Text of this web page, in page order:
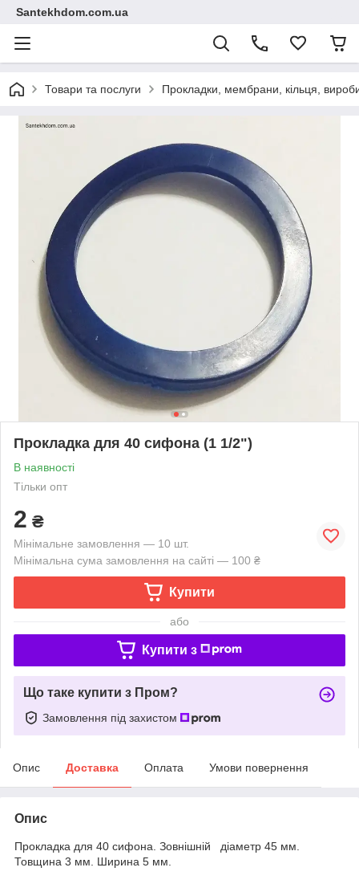
Santekhdom.com.ua
Товари та послуги Прокладки, мембрани, кільця,
Прокладка для 40 сифона (1 1/2")
В наявності
Тільки опт
2 ₴
Мінімальне замовлення — 10 шт.
Мінімальна сума замовлення на сайті — 100 ₴
Купити
або
Купити з
Що таке купити з Пром?
Замовлення під захистом
Опис Доставка Оплата Умови повернення
Опис
Прокладка для 40 сифона. Зовнішній діаметр 45 мм.
Товщина 3 мм. Ширина 5 мм.